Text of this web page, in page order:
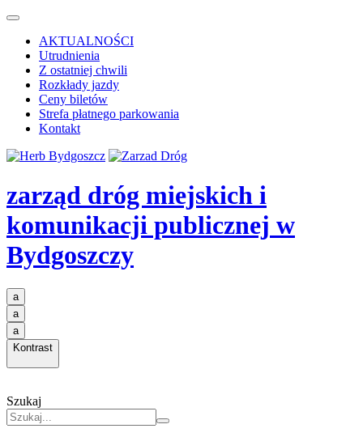
AKTUALNOŚCI
Utrudnienia
Z ostatniej chwili
Rozkłady jazdy
Ceny biletów
Strefa płatnego parkowania
Kontakt
zarząd dróg miejskich i
komunikacji publicznej w
Bydgoszczy
a
a
a
Kontrast
Szukaj